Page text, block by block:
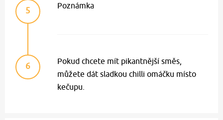
5 Poznámka
6
Pokud chcete mít pikantnější směs,
můžete dát sladkou chilli omáčku místo
kečupu.